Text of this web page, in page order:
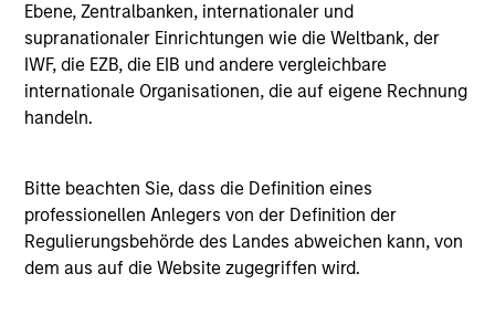
Ebene, Zentralbanken, internationaler und
supranationaler Einrichtungen wie die Weltbank, der
IWF, die EZB, die EIB und andere vergleichbare
internationale Organisationen, die auf eigene Rechnung
handeln.
Bitte beachten Sie, dass die Definition eines
professionellen Anlegers von der Definition der
Regulierungsbehörde des Landes abweichen kann, von
dem aus auf die Website zugegriffen wird.
Sterne, die nächsten 35% 3 Sterne, die nächsten 22,5% 2
Sterne und die unteren 10% 1 Stern. Das Morningstar-
Gesamtrating für ein verwaltetes Produkt ergibt sich aus
dem gewichteten Durchschnitt der Morningstar-Ratings
über drei, fünf und zehn Jahre (sofern vorhanden). Die
Gewichtungen sind: 100% Drei-Jahres-Rating für
119 Monaten und 50% Zehn-Jahres-Rating/30% Fünf-
Jahres-Rating/20% Drei-Jahres-Rating für Gesamtrenditen
von mindestens 120 Monaten. Zwar scheint die Formel für
das Zehn-Jahres-Gesamtrating den Zehn-Jahres-Zeitraum
am stärksten zu gewichten, jedoch wirkt sich der jüngste